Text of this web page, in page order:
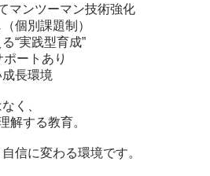
マンツーマン技術強化
個別課題制）
“実践型育成”
ートあり
成長環境
く、
解する教育。
信に変わる環境です。